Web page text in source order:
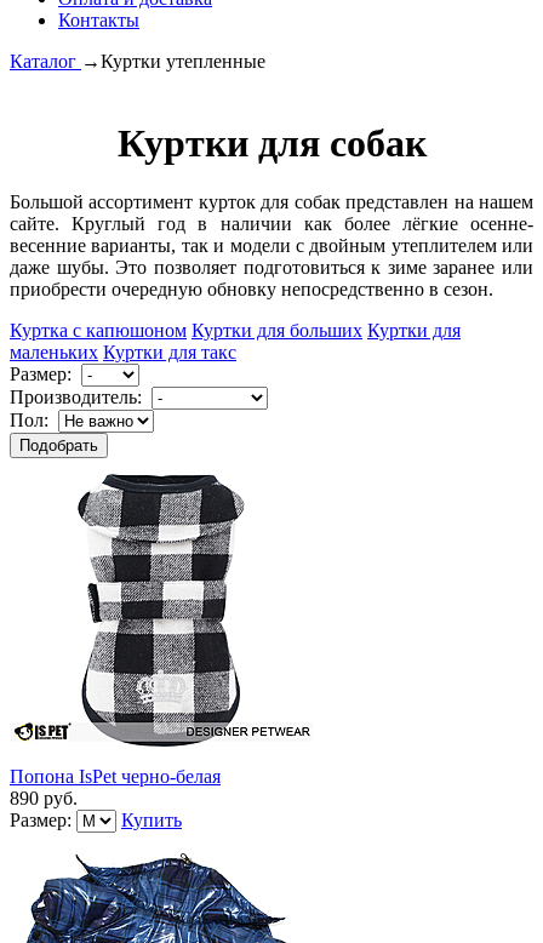
Контакты
Каталог →Куртки утепленные
Куртки для собак
Большой ассортимент курток для собак представлен на нашем
сайте. Круглый год в наличии как более лёгкие осенне-
весенние варианты, так и модели с двойным утеплителем или
даже шубы. Это позволяет подготовиться к зиме заранее или
приобрести очередную обновку непосредственно в сезон.
Куртка с капюшоном Куртки для больших Куртки для
маленьких Куртки для такс
Размер:
Производитель:
Пол:
Попона IsPet черно-белая
890 руб.
Размер:
Купить